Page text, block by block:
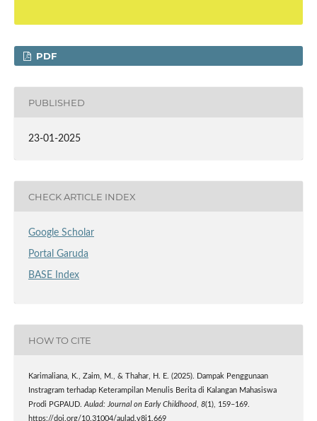
PDF
PUBLISHED
23-01-2025
CHECK ARTICLE INDEX
Google Scholar
Portal Garuda
BASE Index
HOW TO CITE
Karimaliana, K., Zaim, M., & Thahar, H. E. (2025). Dampak Penggunaan
Instragram terhadap Keterampilan Menulis Berita di Kalangan Mahasiswa
Prodi PGPAUD.Aulad: Journal on Early Childhood, 8(1), 159–169.
https://doi.org/10.31004/aulad.v8i1.669